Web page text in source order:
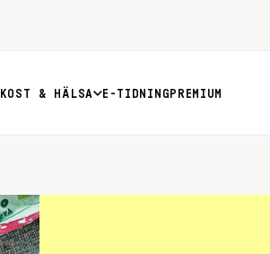
KOST & HÄLSA E-TIDNING PREMIUM